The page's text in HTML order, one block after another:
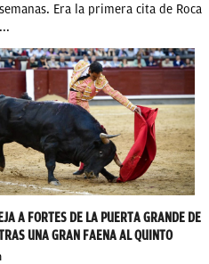
Era la primera cita de Roca
A FORTES DE LA PUERTA GRANDE DE
UNA GRAN FAENA AL QUINTO